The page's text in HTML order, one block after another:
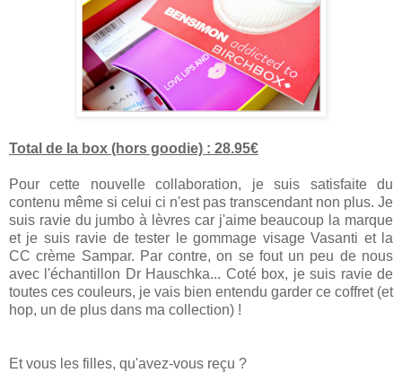
Total de la box (hors goodie) : 28.95€
Pour cette nouvelle collaboration, je suis satisfaite du
contenu même si celui ci n'est pas transcendant non plus. Je
suis ravie du jumbo à lèvres car j'aime beaucoup la marque
et je suis ravie de tester le gommage visage Vasanti et la
CC crème Sampar. Par contre, on se fout un peu de nous
avec l'échantillon Dr Hauschka... Coté box, je suis ravie de
toutes ces couleurs, je vais bien entendu garder ce coffret (et
hop, un de plus dans ma collection) !
Et vous les filles, qu'avez-vous reçu ?